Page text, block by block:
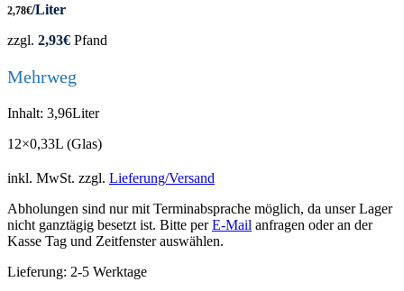
2,78€/Liter
zzgl. 2,93€ Pfand
Mehrweg
Inhalt: 3,96Liter
12×0,33L (Glas)
inkl. MwSt. zzgl. Lieferung/Versand
Abholungen sind nur mit Terminabsprache möglich, da unser Lager
nicht ganztägig besetzt ist. Bitte perE-Mail anfragen oder an der
Kasse Tag und Zeitfenster auswählen.
Lieferung: 2-5 Werktage